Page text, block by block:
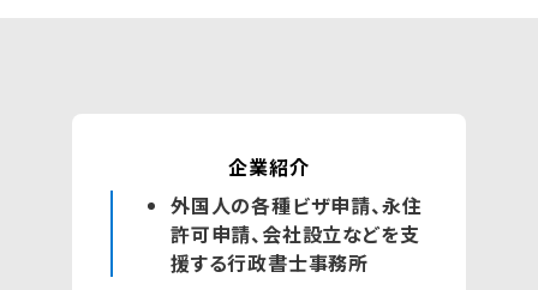
企業紹介
外国人の各種ビザ申請、永住
許可申請、会社設立などを支
援する行政書士事務所